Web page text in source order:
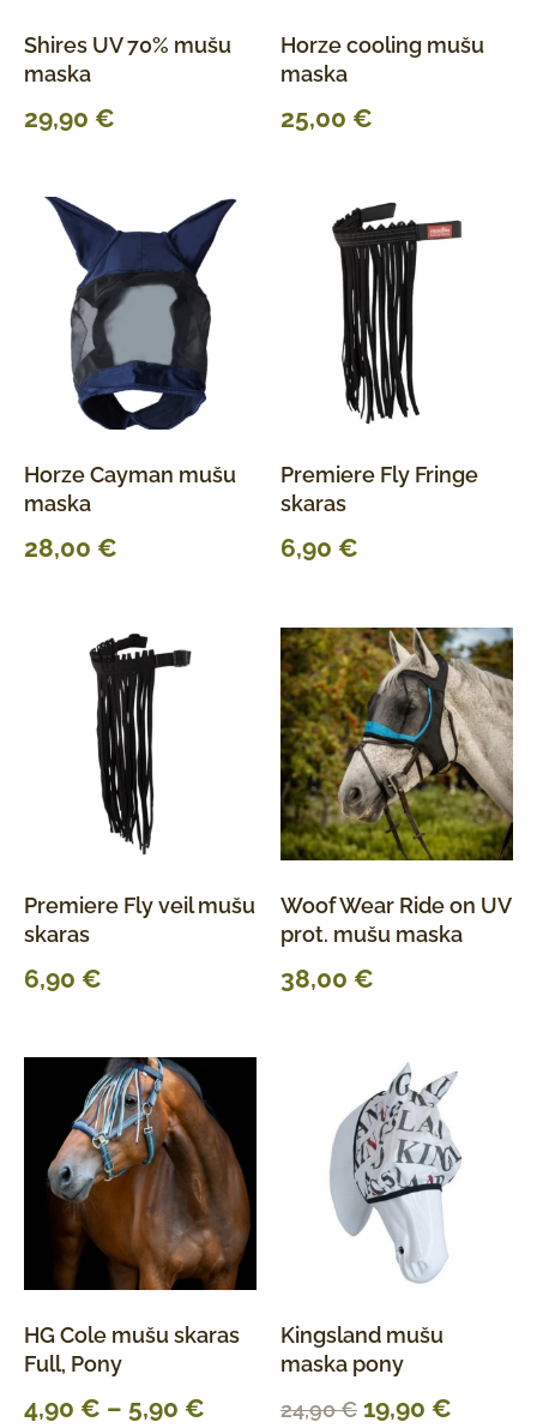
Shires UV 70% mušu
maska
29,90 €
Horze cooling mušu
maska
25,00 €
Horze Cayman mušu
maska
28,00 €
Premiere Fly Fringe
skaras
6,90 €
Premiere Fly veil mušu
skaras
6,90 €
Woof Wear Ride on UV
prot. mušu maska
38,00 €
HG Cole mušu skaras
Full, Pony
4,90 € – 5,90 €
Kingsland mušu
maska pony
24,90€ 19,90 €